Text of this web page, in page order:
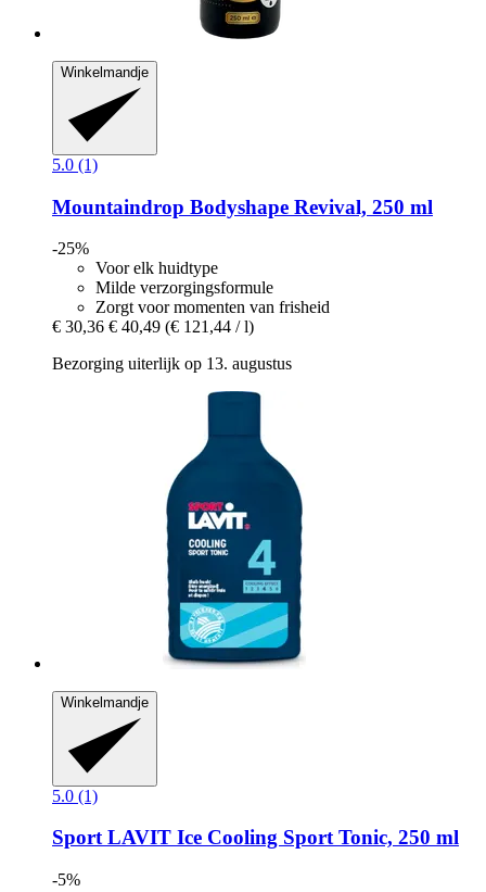
Winkelmandje
5.0 (1)
Mountaindrop Bodyshape Revival, 250 ml
-25%
Voor elk huidtype
Milde verzorgingsformule
Zorgt voor momenten van frisheid
€ 30,36 € 40,49 (€ 121,44 / l)
Bezorging uiterlijk op 13. augustus
Winkelmandje
5.0 (1)
Sport LAVIT Ice Cooling Sport Tonic, 250 ml
-5%